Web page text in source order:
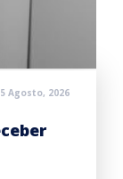
5 Agosto, 2026